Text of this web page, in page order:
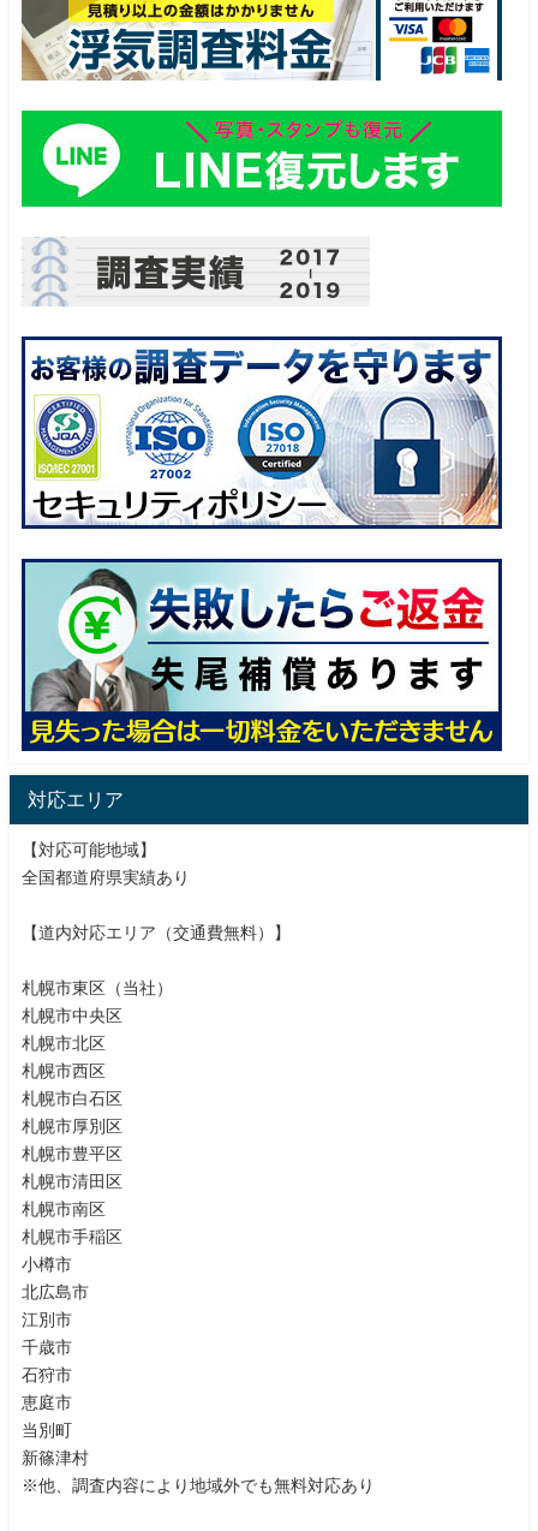
対応エリア
【対応可能地域】
全国都道府県実績あり
【道内対応エリア（交通費無料）】
札幌市東区（当社）
札幌市中央区
札幌市北区
札幌市西区
札幌市白石区
札幌市厚別区
札幌市豊平区
札幌市清田区
札幌市南区
札幌市手稲区
小樽市
北広島市
江別市
千歳市
石狩市
恵庭市
当別町
新篠津村
※他、調査内容により地域外でも無料対応あり